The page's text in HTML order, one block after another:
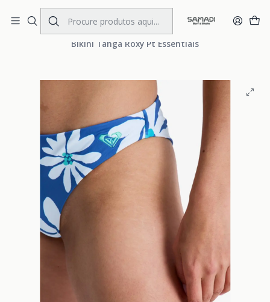
Portes Gratis Portugal e Espanha
Início WOMENS CLOTHING
Bikini Tanga Roxy Pt Essentials